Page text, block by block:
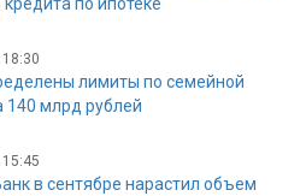
лимиты по семейной
140 млрд рублей
в сентябре нарастил объем